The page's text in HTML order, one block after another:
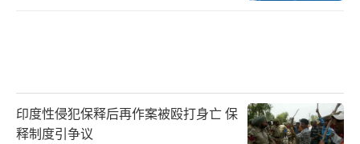
印度性侵犯保释后再作案被殴打身亡 保
释制度引争议